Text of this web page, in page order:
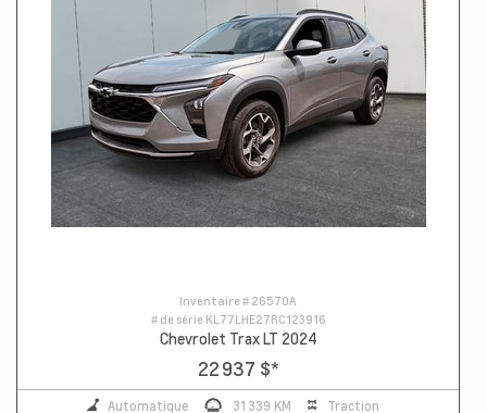
Inventaire # 26570A
# de série KL77LHE27RC123916
Chevrolet Trax LT 2024
22 937 $*
Automatique 31 339 KM Traction